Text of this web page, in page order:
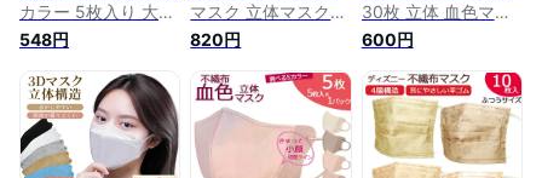
マスク おしゃれ 小
顔マスク (3D冷感グ
レージュ)
カラー 5枚入り 大人
用 ダイヤモンドマス
ク キャラクター 不
織布柄マスク 不織布
カラーマスク 血色マ
スク クチバシ型 3D
立体 不織布マスク
使い捨て 舟形 柳葉
548円
マスク 立体マスク
バイカラーマスク 不
織布マスク 52枚 不
織布 血色マスク カ
ラーマスク 小顔マス
ク 一木良品マスク
マスク 立体 不織布
3dマスク 不織布マ
820円
30枚 立体 血色マス
ク ダイヤモンドマス
ク マスク 不織布マ
スク 血色 大人用 使
い捨てマスク 立体マ
スク 小顔 血色カラ
ー 3D立体 カラーマ
スク 不織布 口紅が
600円